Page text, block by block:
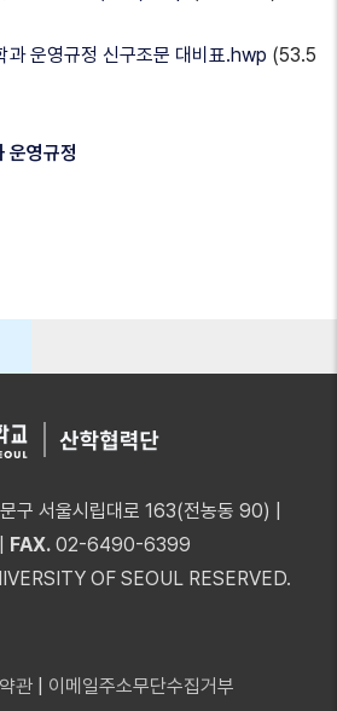
과 운영규정 신구조문 대비표.hwp (53.5
운영규정
구 서울시립대로 163(전농동 90) |
FAX. 02-6490-6399
OF SEOUL RESERVED.
관 이메일주소무단수집거부